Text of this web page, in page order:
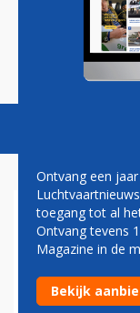
Magazine
AIRBUS
GROEI
Ontvang een
toegang tot al
Ontvang tevens
Magazine in de
Bekijk